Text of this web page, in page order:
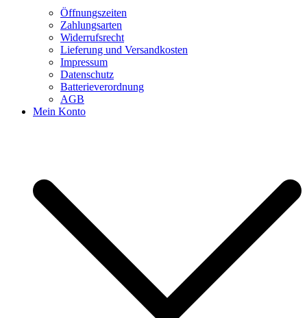
Öffnungszeiten
Zahlungsarten
Widerrufsrecht
Lieferung und Versandkosten
Impressum
Datenschutz
Batterieverordnung
AGB
Mein Konto